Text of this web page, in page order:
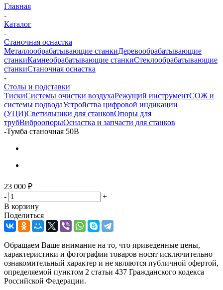
Главная
-
Каталог
-
Станочная оснастка
Металлообрабатывающие станкиДеревообрабатывающие
станкиКамнеобрабатывающие станкиСтеклообрабатывающие
станкиСтаночная оснастка
-
Столы и подставки
ТискиСистемы очистки воздухаРежущий инструментСОЖ и
системы подводаУстройства цифровой индикации
(УЦИ)Светильники для станковОпоры для
трубВиброопорыОснастка и запчасти для станков
-Тумба станочная 50B
23 000 ₽
-
+
В корзину
Поделиться
Обращаем Ваше внимание на то, что приведенные цены,
характеристики и фотографии товаров носят исключительно
ознакомительный характер и не являются публичной офертой,
определяемой пунктом 2 статьи 437 Гражданского кодекса
Российской Федерации.